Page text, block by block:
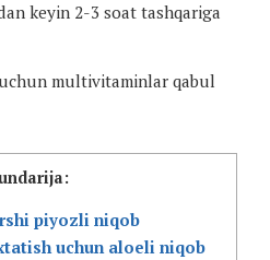
keyin 2-3 soat tashqariga
multivitaminlar qabul
piyozli niqob
uchun aloeli niqob